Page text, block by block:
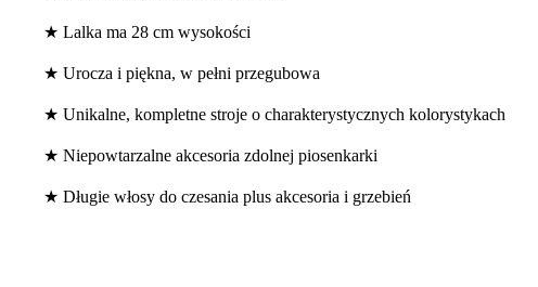
★ Lalka ma 28 cm wysokości
★ Urocza i piękna, w pełni przegubowa
★ Unikalne, kompletne stroje o charakterystycznych kolorystykach
★ Niepowtarzalne akcesoria zdolnej piosenkarki
★ Długie włosy do czesania plus akcesoria i grzebień